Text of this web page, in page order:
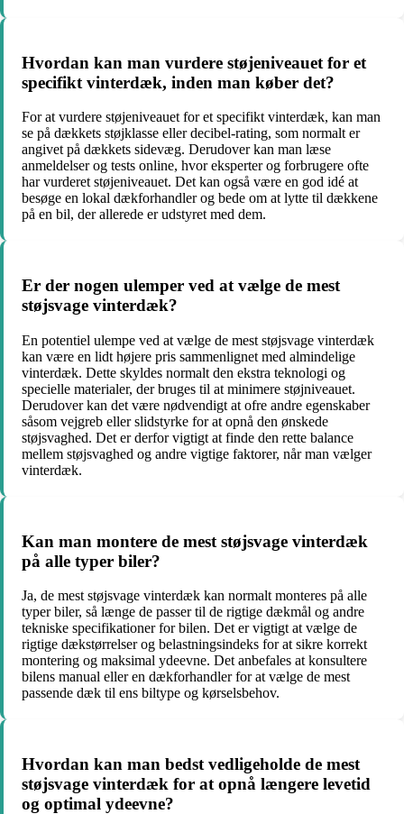
Hvordan kan man vurdere støjeniveauet for et
specifikt vinterdæk, inden man køber det?
For at vurdere støjeniveauet for et specifikt vinterdæk, kan man
se på dækkets støjklasse eller decibel-rating, som normalt er
angivet på dækkets sidevæg. Derudover kan man læse
anmeldelser og tests online, hvor eksperter og forbrugere ofte
har vurderet støjeniveauet. Det kan også være en god idé at
besøge en lokal dækforhandler og bede om at lytte til dækkene
på en bil, der allerede er udstyret med dem.
Er der nogen ulemper ved at vælge de mest
støjsvage vinterdæk?
En potentiel ulempe ved at vælge de mest støjsvage vinterdæk
kan være en lidt højere pris sammenlignet med almindelige
vinterdæk. Dette skyldes normalt den ekstra teknologi og
specielle materialer, der bruges til at minimere støjniveauet.
Derudover kan det være nødvendigt at ofre andre egenskaber
såsom vejgreb eller slidstyrke for at opnå den ønskede
støjsvaghed. Det er derfor vigtigt at finde den rette balance
mellem støjsvaghed og andre vigtige faktorer, når man vælger
vinterdæk.
Kan man montere de mest støjsvage vinterdæk
på alle typer biler?
Ja, de mest støjsvage vinterdæk kan normalt monteres på alle
typer biler, så længe de passer til de rigtige dækmål og andre
tekniske specifikationer for bilen. Det er vigtigt at vælge de
rigtige dækstørrelser og belastningsindeks for at sikre korrekt
montering og maksimal ydeevne. Det anbefales at konsultere
bilens manual eller en dækforhandler for at vælge de mest
passende dæk til ens biltype og kørselsbehov.
Hvordan kan man bedst vedligeholde de mest
støjsvage vinterdæk for at opnå længere levetid
og optimal ydeevne?